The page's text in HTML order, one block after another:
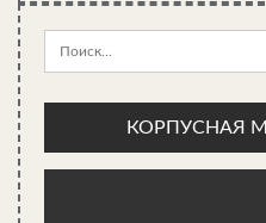
СЕЙЧАС ЧИТАЮТ:
КОРПУСНАЯ